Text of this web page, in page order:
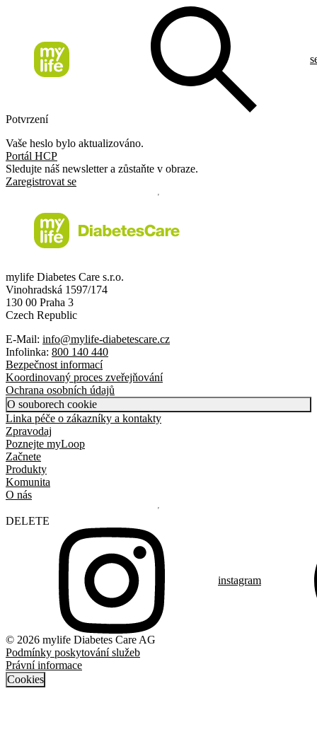
Potvrzení
Vaše heslo bylo aktualizováno.
Portál HCP
Sledujte náš newsletter a zůstaňte v obraze.
Zaregistrovat se
mylife Diabetes Care s.r.o.
Vinohradská 1597/174
130 00 Praha 3
Czech Republic
E-Mail: info@mylife-diabetescare.cz
Infolinka: 800 140 440
Bezpečnost informací
Koordinovaný proces zveřejňování
Ochrana osobních údajů
O souborech cookie
Linka péče o zákazníky a kontakty
Zpravodaj
Poznejte myLoop
Začnete
Produkty
Komunita
O nás
DELETE
instagram
© 2026 mylife Diabetes Care AG
Podmínky poskytování služeb
Právní informace
Cookies